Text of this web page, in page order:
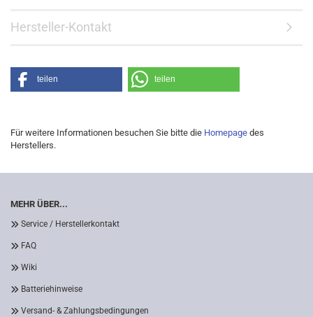
Hersteller-Kontakt
teilen teilen
Für weitere Informationen besuchen Sie bitte die Homepage des
Herstellers.
MEHR ÜBER...
Service / Herstellerkontakt
FAQ
Wiki
Batteriehinweise
Versand- & Zahlungsbedingungen